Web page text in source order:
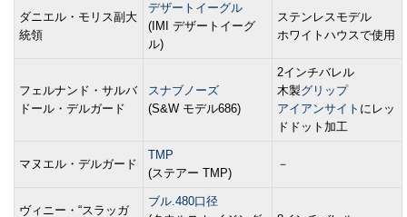
ダニエル・モリス副大
統領
デザートイーグル
(IMI デザートイーグ
ル)
ステンレスモデル
ホワイトハウスで使用
フェルナンド・サルバ
ドール・デルガード
スナブノーズ
(S&W モデル686)
2インチバレル
木製グリップ
アイアンサイト にレッ
ドドット加工
マヌエル・デルガード
TMP
(ステアー TMP)
－
ヴィニー・“スラッガ
ブル.480口径